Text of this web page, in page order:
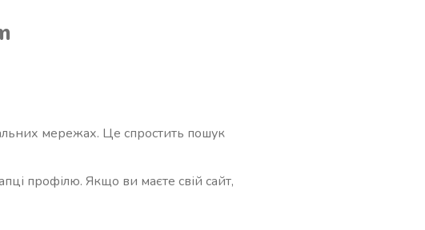
мережах. Це спростить пошук
профілю. Якщо ви маєте свій сайт,